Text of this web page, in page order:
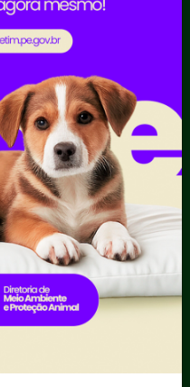
Portal Transporte
Escolar
Contratos
Contratos Administrativos
Despesas
I - Anexo I - Ficha de
Registro de Fornecedor -
Forma Indireta
II - Anexo II - Ficha de
Registro de Fornecedor -
Forma direta
Orçamentária das Rotas